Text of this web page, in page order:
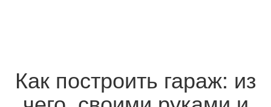
Как построить гараж: из